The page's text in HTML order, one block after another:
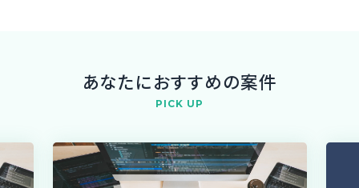
あなたにおすすめの案件
PICK UP